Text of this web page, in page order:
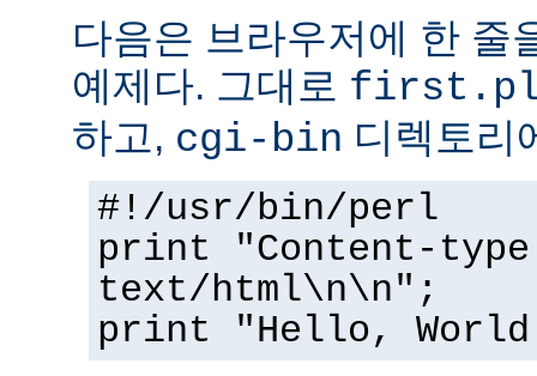
다음은 브라우저에 한 줄
예제다. 그대로
하고, cgi-bin 디렉토리
#!/usr/bin/perl
print "Content-
text/html\n\n";
print "Hello,